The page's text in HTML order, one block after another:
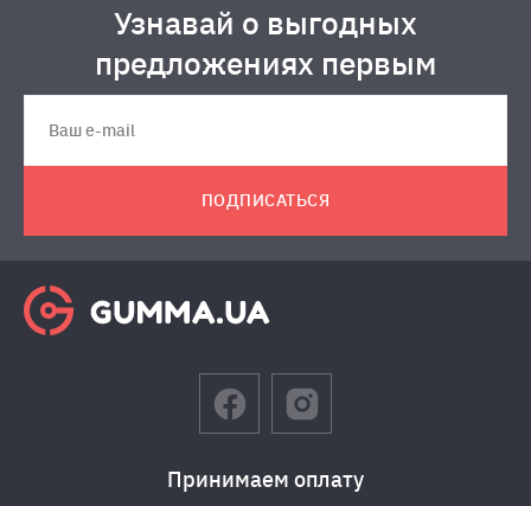
Узнавай о выгодных
предложениях первым
ПОДПИСАТЬСЯ
Принимаем оплату